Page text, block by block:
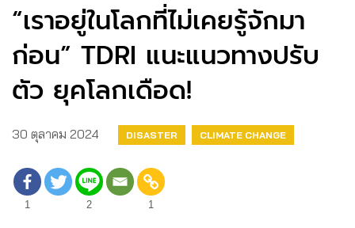
“เราอยู่ในโลกที่ไม่เคยรู้จักมา
ก่อน” TDRI แนะแนวทางปรับ
ตัว ยุคโลกเดือด!
30 ตุลาคม 2024 DISASTER CLIMATE CHANGE
1 2 1